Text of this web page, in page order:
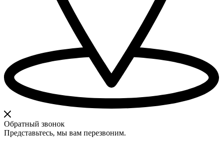
Обратный звонок
Представьтесь, мы вам перезвоним.